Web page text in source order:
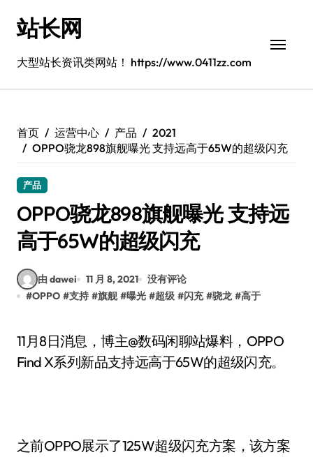
站长网
大型站长资讯类网站！ https://www.0411zz.com
首页 运营中心 产品
2021
OPPO骁龙898旗舰曝光 支持远高于65W的超级闪充
产品
OPPO骁龙898旗舰曝光 支持远
高于65W的超级闪充
由 dawei 11 月 8, 2021
没有评论
#OPPO #支持 #旗舰 #曝光 #超级 #闪充 #骁龙 #高于
11月8日消息，博主@数码闲聊站爆料，OPPO
Find X系列新品支持远高于65W的超级闪充。
之前OPPO展示了125W超级闪充方案，该方案